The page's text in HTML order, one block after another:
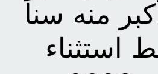
منه سناً
استثناء